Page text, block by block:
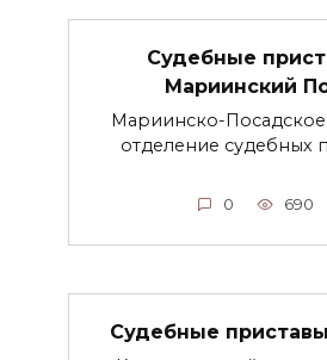
Судебные
Мариинский
Мариинско-
отделение судебных
0 690
Судебные